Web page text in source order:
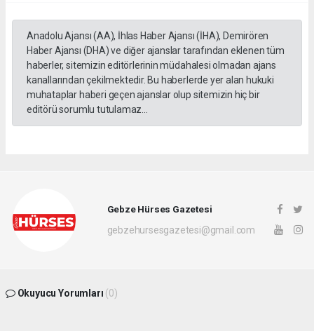
Anadolu Ajansı (AA), İhlas Haber Ajansı (İHA), Demirören
Haber Ajansı (DHA) ve diğer ajanslar tarafından eklenen tüm
haberler, sitemizin editörlerinin müdahalesi olmadan ajans
kanallarından çekilmektedir. Bu haberlerde yer alan hukuki
muhataplar haberi geçen ajanslar olup sitemizin hiç bir
editörü sorumlu tutulamaz...
Gebze Hürses Gazetesi
gebzehursesgazetesi@gmail.com
Okuyucu Yorumları (0)